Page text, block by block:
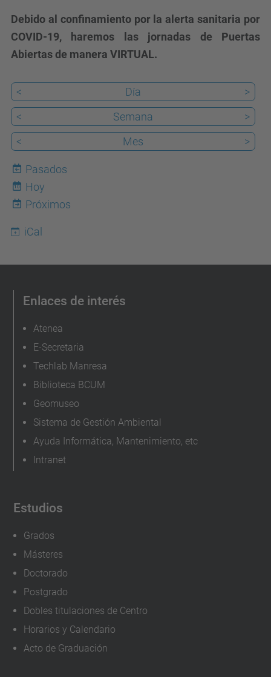
v
e
n
s
/
j
o
r
n
d
a
s
Debido al confinamiento por la alerta sanitaria por
COVID-19, haremos las jornadas de Puertas
Abiertas de manera VIRTUAL.
< Día
>
<
Semana
>
<
Mes >
Pasados
10
Hoy
Próximos
iCal
Estudios
Grados
Másteres
Doctorado
Postgrado
Dobles titulaciones de Centro
Horarios y Calendario
Acto de Graduación
Enlaces de interés
Atenea
E-Secretaria
Techlab Manresa
Biblioteca BCUM
Geomuseo
Sistema de Gestión Ambiental
Ayuda Informática, Mantenimiento, etc
Intranet